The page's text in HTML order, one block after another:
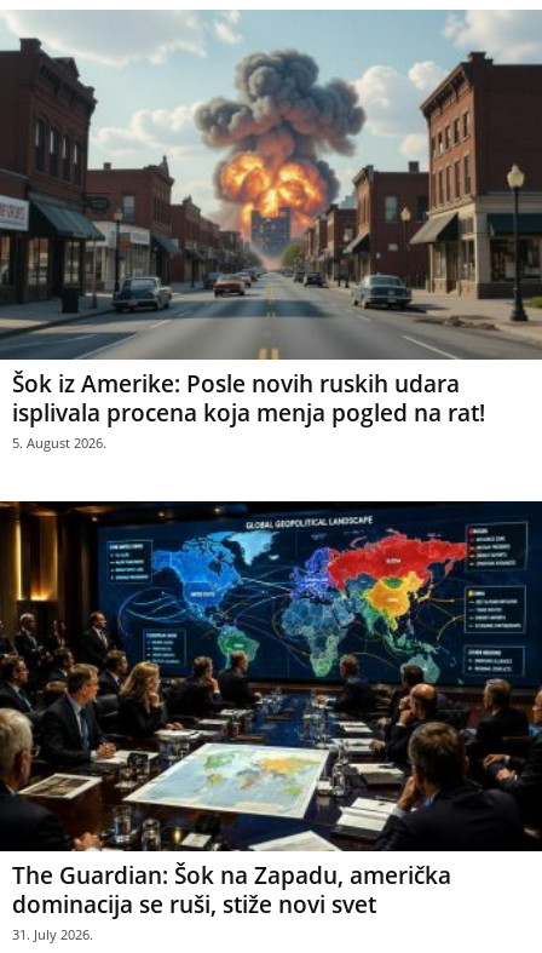
Šok iz Amerike: Posle novih ruskih udara
isplivala procena koja menja pogled na rat!
5. August 2026.
The Guardian: Šok na Zapadu, američka
dominacija se ruši, stiže novi svet
31. July 2026.